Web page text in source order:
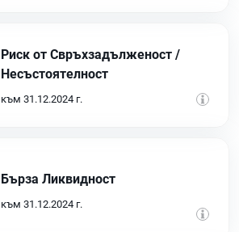
Риск от Свръхзадълженост /
Несъстоятелност
към 31.12.2024 г.
Бърза Ликвидност
към 31.12.2024 г.